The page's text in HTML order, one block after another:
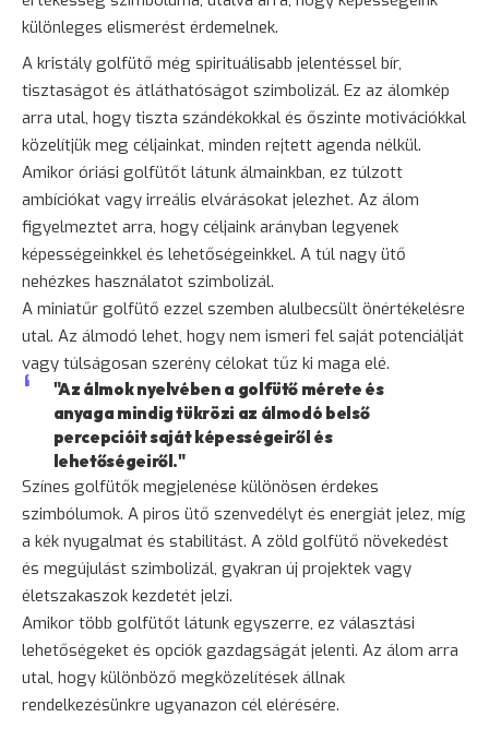
különleges elismerést érdemelnek.
A kristály golfütő még spirituálisabb jelentéssel bír,
tisztaságot és átláthatóságot szimbolizál. Ez az álomkép
arra utal, hogy tiszta szándékokkal és őszinte motivációkkal
közelítjük meg céljainkat, minden rejtett agenda nélkül.
Amikor óriási golfütőt látunk álmainkban, ez túlzott
ambíciókat vagy irreális elvárásokat jelezhet. Az álom
figyelmeztet arra, hogy céljaink arányban legyenek
képességeinkkel és lehetőségeinkkel. A túl nagy ütő
nehézkes használatot szimbolizál.
A miniatűr golfütő ezzel szemben alulbecsült önértékelésre
utal. Az álmodó lehet, hogy nem ismeri fel saját potenciálját
vagy túlságosan szerény célokat tűz ki maga elé.
"Az álmok nyelvében a golfütő mérete és
anyaga mindig tükrözi az álmodó belső
percepcióit saját képességeiről és
lehetőségeiről."
Színes golfütők megjelenése különösen érdekes
szimbólumok. A piros ütő szenvedélyt és energiát jelez, míg
a kék nyugalmat és stabilitást. A zöld golfütő növekedést
és megújulást szimbolizál, gyakran új projektek vagy
életszakaszok kezdetét jelzi.
Amikor több golfütőt látunk egyszerre, ez választási
lehetőségeket és opciók gazdagságát jelenti. Az álom arra
utal, hogy különböző megközelítések állnak
rendelkezésünkre ugyanazon cél elérésére.